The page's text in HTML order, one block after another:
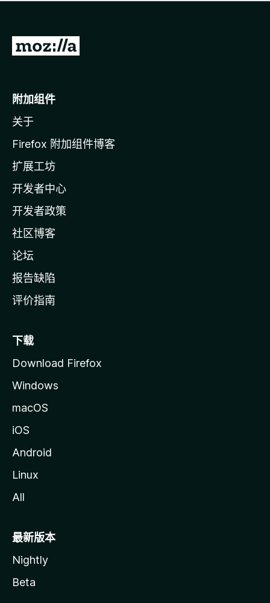
无
转
o
i
l
a
主
页
附加组件
关于
Firefox 附加组件博客
扩展工坊
开发者中心
开发者政策
社区博客
论坛
报告缺陷
评价指南
下载
Download Firefox
Windows
macOS
iOS
Android
Linux
All
最新版本
Nightly
Beta